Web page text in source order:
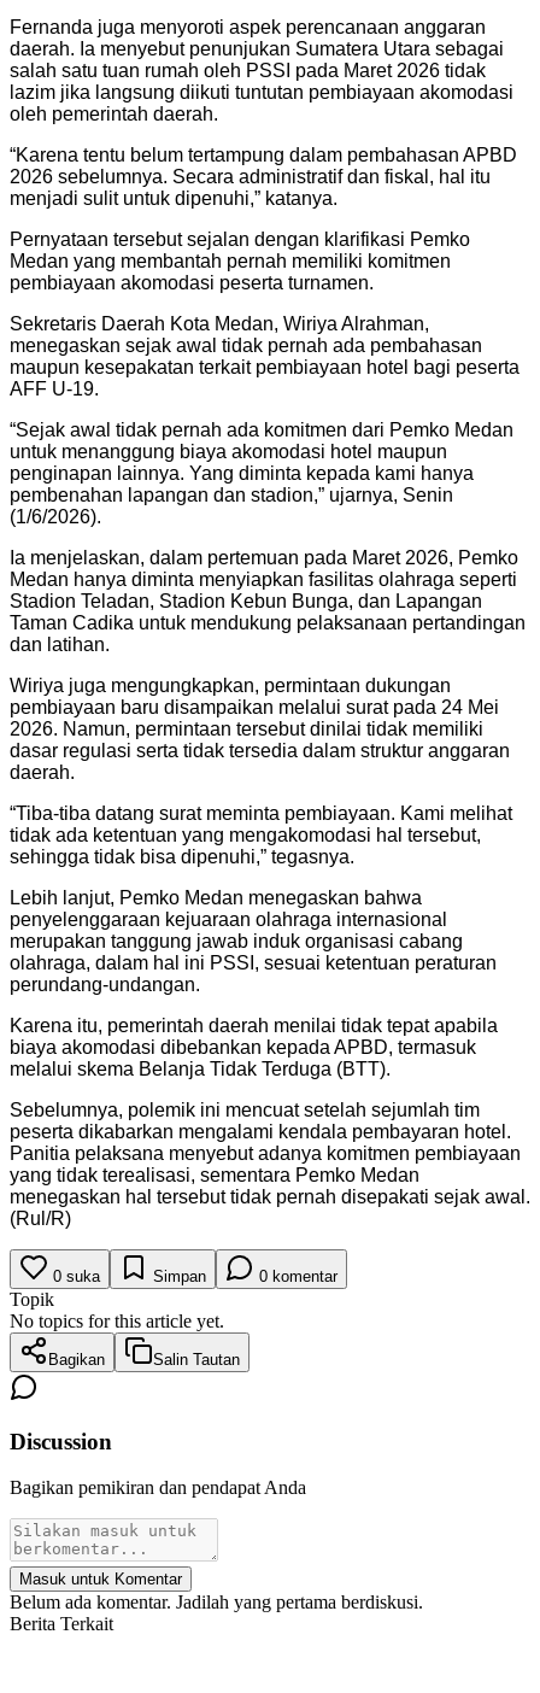
Fernanda juga menyoroti aspek perencanaan anggaran
daerah. Ia menyebut penunjukan Sumatera Utara sebagai
salah satu tuan rumah oleh PSSI pada Maret 2026 tidak
lazim jika langsung diikuti tuntutan pembiayaan akomodasi
oleh pemerintah daerah.
“Karena tentu belum tertampung dalam pembahasan APBD
2026 sebelumnya. Secara administratif dan fiskal, hal itu
menjadi sulit untuk dipenuhi,” katanya.
Pernyataan tersebut sejalan dengan klarifikasi Pemko
Medan yang membantah pernah memiliki komitmen
pembiayaan akomodasi peserta turnamen.
Sekretaris Daerah Kota Medan, Wiriya Alrahman,
menegaskan sejak awal tidak pernah ada pembahasan
maupun kesepakatan terkait pembiayaan hotel bagi peserta
AFF U-19.
“Sejak awal tidak pernah ada komitmen dari Pemko Medan
untuk menanggung biaya akomodasi hotel maupun
penginapan lainnya. Yang diminta kepada kami hanya
pembenahan lapangan dan stadion,” ujarnya, Senin
(1/6/2026).
Ia menjelaskan, dalam pertemuan pada Maret 2026, Pemko
Medan hanya diminta menyiapkan fasilitas olahraga seperti
Stadion Teladan, Stadion Kebun Bunga, dan Lapangan
Taman Cadika untuk mendukung pelaksanaan pertandingan
dan latihan.
Wiriya juga mengungkapkan, permintaan dukungan
pembiayaan baru disampaikan melalui surat pada 24 Mei
2026. Namun, permintaan tersebut dinilai tidak memiliki
dasar regulasi serta tidak tersedia dalam struktur anggaran
daerah.
“Tiba-tiba datang surat meminta pembiayaan. Kami melihat
tidak ada ketentuan yang mengakomodasi hal tersebut,
sehingga tidak bisa dipenuhi,” tegasnya.
Lebih lanjut, Pemko Medan menegaskan bahwa
penyelenggaraan kejuaraan olahraga internasional
merupakan tanggung jawab induk organisasi cabang
olahraga, dalam hal ini PSSI, sesuai ketentuan peraturan
perundang-undangan.
Karena itu, pemerintah daerah menilai tidak tepat apabila
biaya akomodasi dibebankan kepada APBD, termasuk
melalui skema Belanja Tidak Terduga (BTT).
Sebelumnya, polemik ini mencuat setelah sejumlah tim
peserta dikabarkan mengalami kendala pembayaran hotel.
Panitia pelaksana menyebut adanya komitmen pembiayaan
yang tidak terealisasi, sementara Pemko Medan
menegaskan hal tersebut tidak pernah disepakati sejak awal.
(Rul/R)
0 suka Simpan 0 komentar
Topik
No topics for this article yet.
Bagikan Salin Tautan
Discussion
Bagikan pemikiran dan pendapat Anda
Masuk untuk Komentar
Belum ada komentar. Jadilah yang pertama berdiskusi.
Berita Terkait